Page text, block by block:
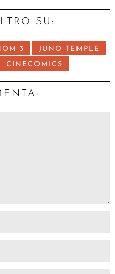
SU:
3 JUNO TEMPLE
CINECOMICS